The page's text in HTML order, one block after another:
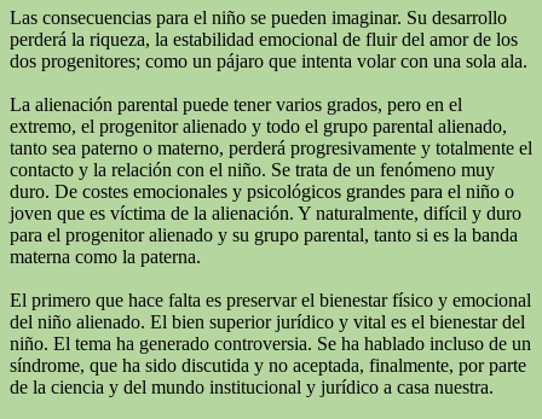
Las consecuencias para el niño se pueden imaginar. Su desarrollo
perderá la riqueza, la estabilidad emocional de fluir del amor de los
dos progenitores; como un pájaro que intenta volar con una sola ala.
La alienación parental puede tener varios grados, pero en el
extremo, el progenitor alienado y todo el grupo parental alienado,
tanto sea paterno o materno, perderá progresivamente y totalmente el
contacto y la relación con el niño. Se trata de un fenómeno muy
duro. De costes emocionales y psicológicos grandes para el niño o
joven que es víctima de la alienación. Y naturalmente, difícil y duro
para el progenitor alienado y su grupo parental, tanto si es la banda
materna como la paterna.
El primero que hace falta es preservar el bienestar físico y emocional
del niño alienado. El bien superior jurídico y vital es el bienestar del
niño. El tema ha generado controversia. Se ha hablado incluso de un
síndrome, que ha sido discutida y no aceptada, finalmente, por parte
de la ciencia y del mundo institucional y jurídico a casa nuestra.